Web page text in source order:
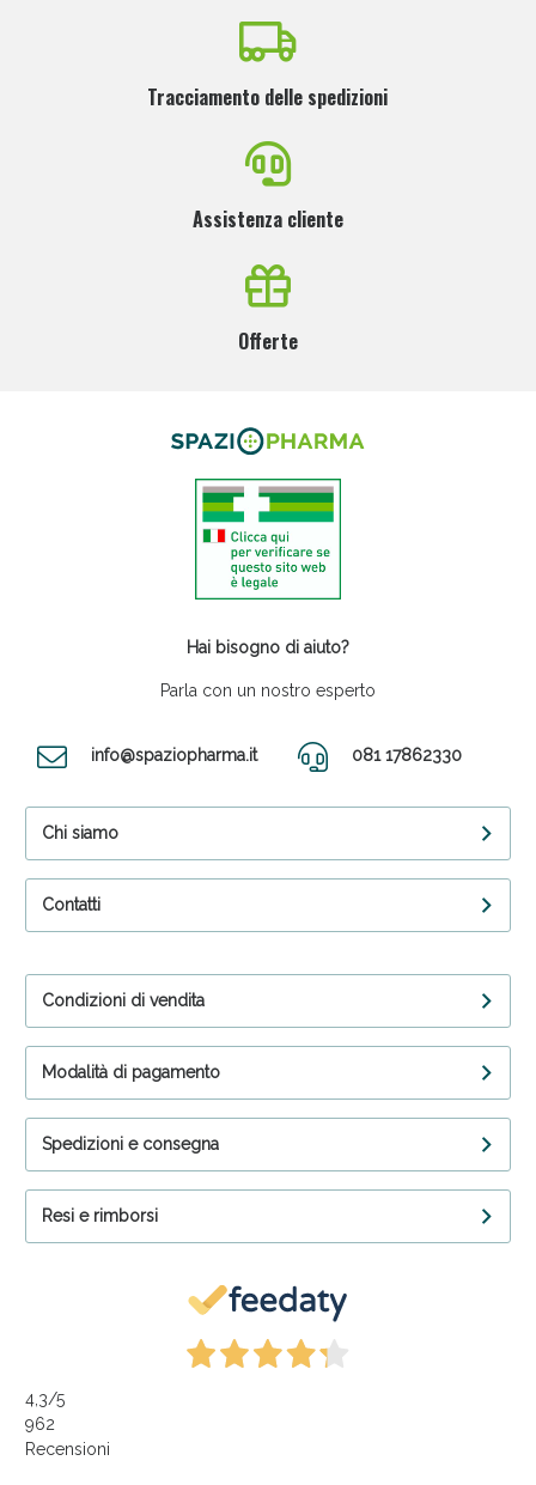
Tracciamento delle spedizioni
Assistenza cliente
Offerte
Hai bisogno di aiuto?
Parla con un nostro esperto
info@spaziopharma.it 081 17862330
Chi siamo
Contatti
Condizioni di vendita
Modalità di pagamento
Spedizioni e consegna
Resi e rimborsi
4,3/5
962
Recensioni